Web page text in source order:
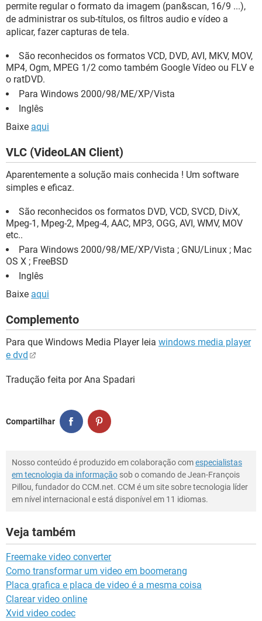
permite regular o formato da imagem (pan&scan, 16/9 ...),
de administrar os sub-títulos, os filtros audio e vídeo a
aplicar, fazer capturas de tela.
São reconhecidos os formatos VCD, DVD, AVI, MKV, MOV,
MP4, Ogm, MPEG 1/2 como também Google Vídeo ou FLV e
o ratDVD.
Para Windows 2000/98/ME/XP/Vista
Inglês
Baixe aqui
VLC (VideoLAN Client)
Aparentemente a solução mais conhecida ! Um software
simples e eficaz.
São reconhecidos os formatos DVD, VCD, SVCD, DivX,
Mpeg-1, Mpeg-2, Mpeg-4, AAC, MP3, OGG, AVI, WMV, MOV
etc..
Para Windows 2000/98/ME/XP/Vista ; GNU/Linux ; Mac
OS X ; FreeBSD
Inglês
Baixe aqui
Complemento
Para que Windows Media Player leia windows media player
e dvd
Tradução feita por Ana Spadari
Compartilhar
Nosso conteúdo é produzido em colaboração comespecialistas
em tecnologia da informação sob o comando de Jean-François
Pillou, fundador do CCM.net. CCM é um site sobre tecnologia líder
em nível internacional e está disponível em 11 idiomas.
Veja também
Freemake video converter
Como transformar um video em boomerang
Placa grafica e placa de video é a mesma coisa
Clarear video online
Xvid video codec